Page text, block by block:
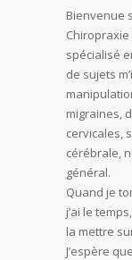
Bienvenue
spécialisé
de sujets
migraines,
cervicales,
cérébrale,
général.
Quand je
j’ai le
la mettre
J’espère